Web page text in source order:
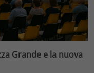
Grande e la nuova